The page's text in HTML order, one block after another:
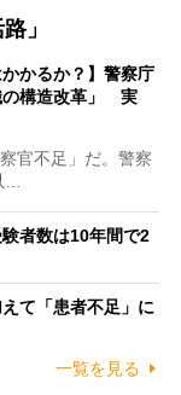
」
かるか？】警察庁
の構造改革」 実
官不足」だ。警察
者数は10年間で2
て「患者不足」に
一覧を見る